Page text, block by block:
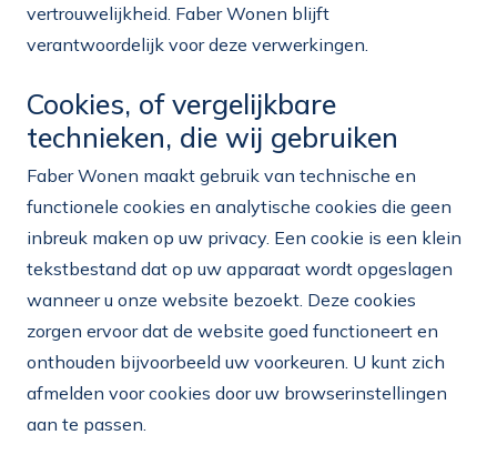
vertrouwelijkheid. Faber Wonen blijft
verantwoordelijk voor deze verwerkingen.
Cookies, of vergelijkbare
technieken, die wij gebruiken
Faber Wonen maakt gebruik van technische en
functionele cookies en analytische cookies die geen
inbreuk maken op uw privacy. Een cookie is een klein
tekstbestand dat op uw apparaat wordt opgeslagen
wanneer u onze website bezoekt. Deze cookies
zorgen ervoor dat de website goed functioneert en
onthouden bijvoorbeeld uw voorkeuren. U kunt zich
afmelden voor cookies door uw browserinstellingen
aan te passen.